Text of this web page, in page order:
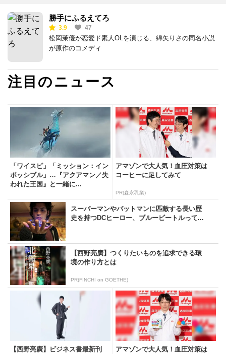
勝手にふるえてろ
3.9 47
松岡茉優が恋愛ド素人OLを演じる、綿矢りさの同名小説
が原作のコメディ
注目のニュース
「ワイスピ」「ミッション：イン
ポッシブル」…『アクアマン／失
われた王国』と一緒に...
アマゾンで大人気！血圧対策は
コーヒーに足してみて
PR(森永乳業)
スーパーマンやバットマンに匹敵する長い歴
史を持つDCヒーロー、ブルービートルって...
【西野亮廣】つくりたいものを追求できる環
境の作り方とは
PR(FINCHI on GOETHE)
【西野亮廣】ビジネス書最新刊
アマゾンで大人気！血圧対策は